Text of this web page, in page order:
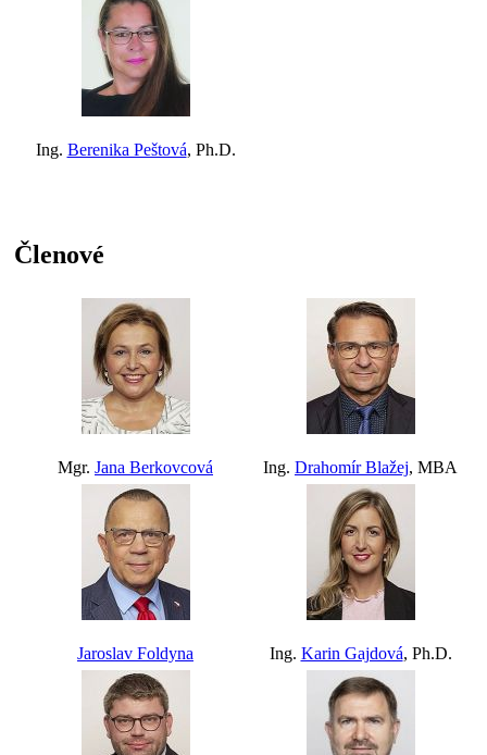
Ing. Berenika Peštová, Ph.D.
Členové
Mgr. Jana Berkovcová Ing. Drahomír Blažej, MBA
Jaroslav Foldyna Ing. Karin Gajdová, Ph.D.